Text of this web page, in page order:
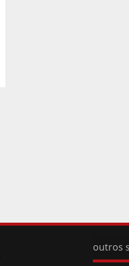
outros